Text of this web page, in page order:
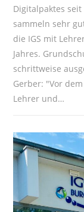
Digitalpaktes
sammeln sehr
die IGS mit
Jahres.
schrittweise
Gerber: "Vor
Lehrer und…